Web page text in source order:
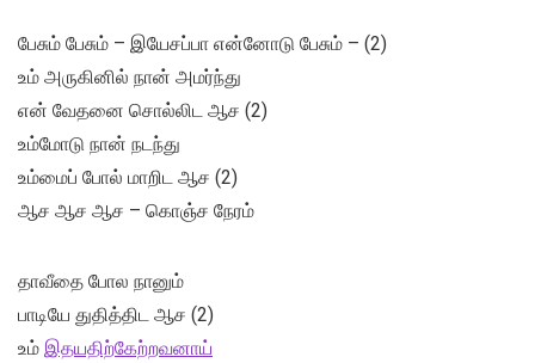
பேசும் பேசும் – இயேசப்பா என்னோடு பேசும் – (2)
உம் அருகினில் நான் அமர்ந்து
என் வேதனை சொல்லிட ஆச (2)
உம்மோடு நான் நடந்து
உம்மைப் போல் மாறிட ஆச (2)
ஆச ஆச ஆச – கொஞ்ச நேரம்
தாவீதை போல நானும்
பாடியே துதித்திட ஆச (2)
உம் இதயதிற்கேற்றவனாய்